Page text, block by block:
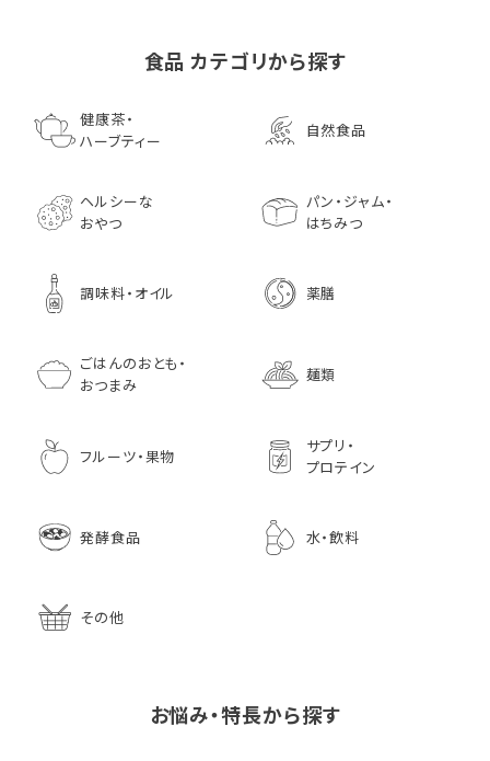
ールド）140ｇ 調味料 粒
マスタード
鰹節 食べる削り節
70g× 10袋セット おつま
75g（50袋）
1,296
食品 カテゴリから探す
健康茶・
ハーブティー
自然食品
ヘルシーな
おやつ
パン・ジャム・
はちみつ
調味料・オイル 薬膳
ごはんのおとも・
おつまみ
麺類
フルーツ・果物
サプリ・
プロテイン
発酵食品 水・飲料
その他
お悩み・特長から探す